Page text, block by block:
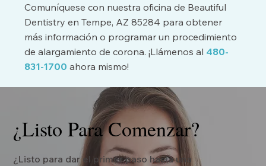
Comuníquese con nuestra oficina de Beautiful
Dentistry en Tempe, AZ 85284 para obtener
más información o programar un procedimiento
de alargamiento de corona. ¡Llámenos al 480-
831-1700 ahora mismo!
¿Listo Para Comenzar?
¿Listo para dar el primer paso hacia una